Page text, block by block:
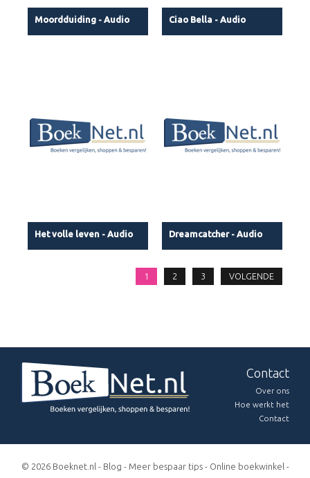
Moordduiding - Audio Ciao Bella - Audio
Het volle leven - Audio Dreamcatcher - Audio
1 2 3 VOLGENDE
Contact
Over ons
Hoe werkt het
Contact
© 2026 Boeknet.nl - Blog - Meer bespaar tips- Online boekwinkel -